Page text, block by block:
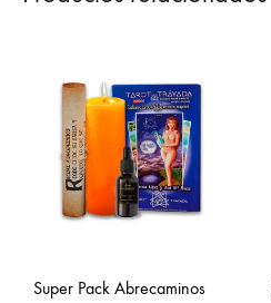
Super Pack Abrecaminos